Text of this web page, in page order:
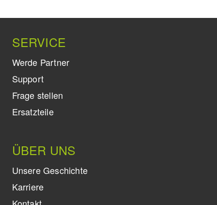
SERVICE
Werde Partner
Support
Frage stellen
Ersatzteile
ÜBER UNS
Unsere Geschichte
Karriere